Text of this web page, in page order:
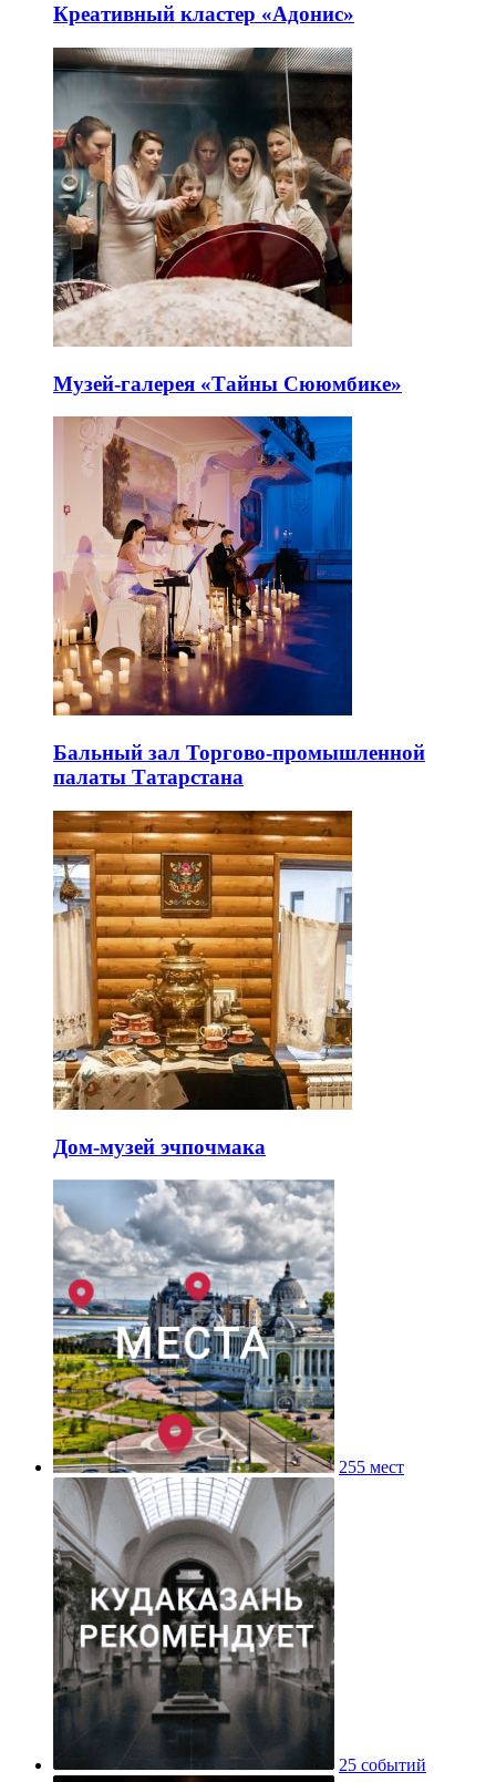
Креативный кластер «Адонис»
Музей-галерея «Тайны Сююмбике»
Бальный зал Торгово-промышленной
палаты Татарстана
Дом-музей эчпочмака
255 мест
25 событий